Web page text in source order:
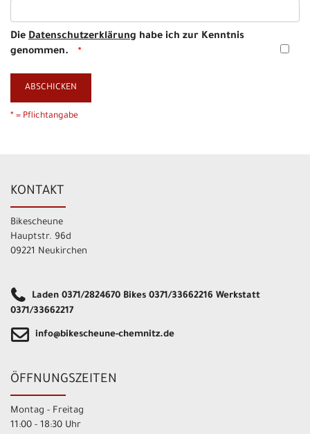
Die Datenschutzerklärung habe ich zur Kenntnis
genommen.
ABSCHICKEN
* = Pflichtangabe
KONTAKT
Bikescheune
Hauptstr. 96d
09221 Neukirchen
Laden 0371/2824670 Bikes 0371/33662216 Werkstatt
0371/33662217
info@bikescheune-chemnitz.de
ÖFFNUNGSZEITEN
Montag - Freitag
11:00 - 18:30 Uhr